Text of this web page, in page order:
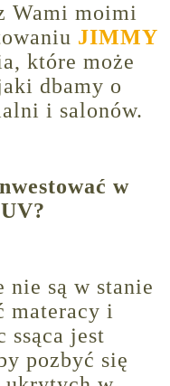
Wami moimi
JIMMY
które może
dbamy o
i salonów.
w
nie są w stanie
materacy i
ssąca jest
pozbyć się